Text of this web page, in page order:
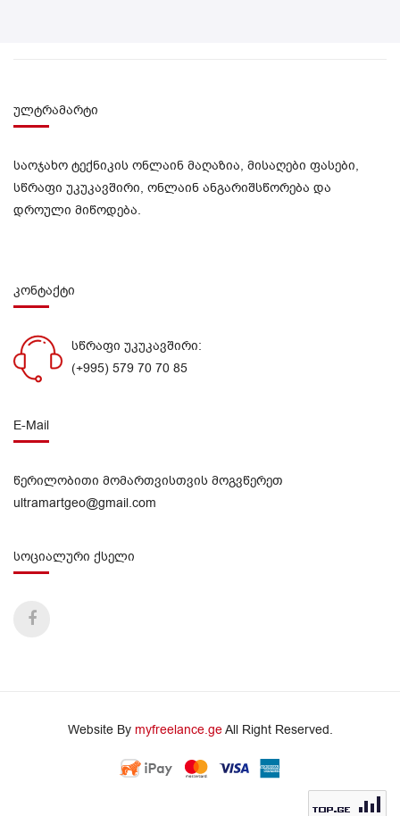
ულტრამარტი
საოჯახო ტექნიკის ონლაინ მაღაზია, მისაღები ფასები,
სწრაფი უკუკავშირი, ონლაინ ანგარიშსწორება და
დროული მიწოდება.
კონტაქტი
სწრაფი უკუკავშირი:
(+995) 579 70 70 85
E-Mail
წერილობითი მომართვისთვის მოგვწერეთ
ultramartgeo@gmail.com
სოციალური ქსელი
Website By myfreelance.geAll Right Reserved.